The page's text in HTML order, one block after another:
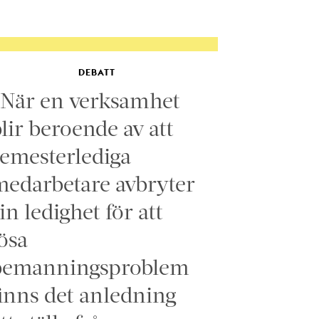
DEBATT
en verksamhet
beroende av att
avbryter
ledighet för att
det anledning